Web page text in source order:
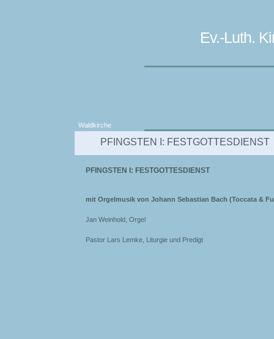
Ev.-Luth.
Waldkirche
PFINGSTEN I: FESTGOTTESDIENST
PFINGSTEN I: FESTGOTTESDIENST
mit Orgelmusik von Johann Sebastian Bach (Toccata &
Jan Weinhold, Orgel
Pastor Lars Lemke, Liturgie und Predigt